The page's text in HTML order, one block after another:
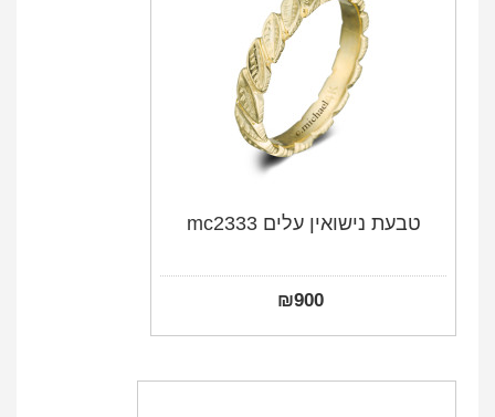
טבעת נישואין עלים mc2333
₪900